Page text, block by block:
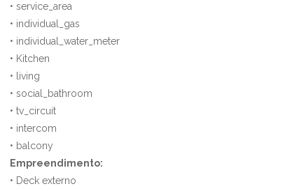
• service_area
• individual_gas
• individual_water_meter
• Kitchen
• living
• social_bathroom
• tv_circuit
• intercom
• balcony
Empreendimento:
• Deck externo